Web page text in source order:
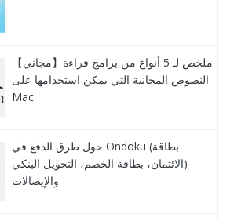
【مجاني】ملخص لـ 5 أنواع من برامج قراءة
النصوص المجانية التي يمكن استخدامها على
Mac
حول طرق الدفع في Ondoku (بطاقة
الائتمان، بطاقة الخصم، التحويل البنكي)
والإيصالات